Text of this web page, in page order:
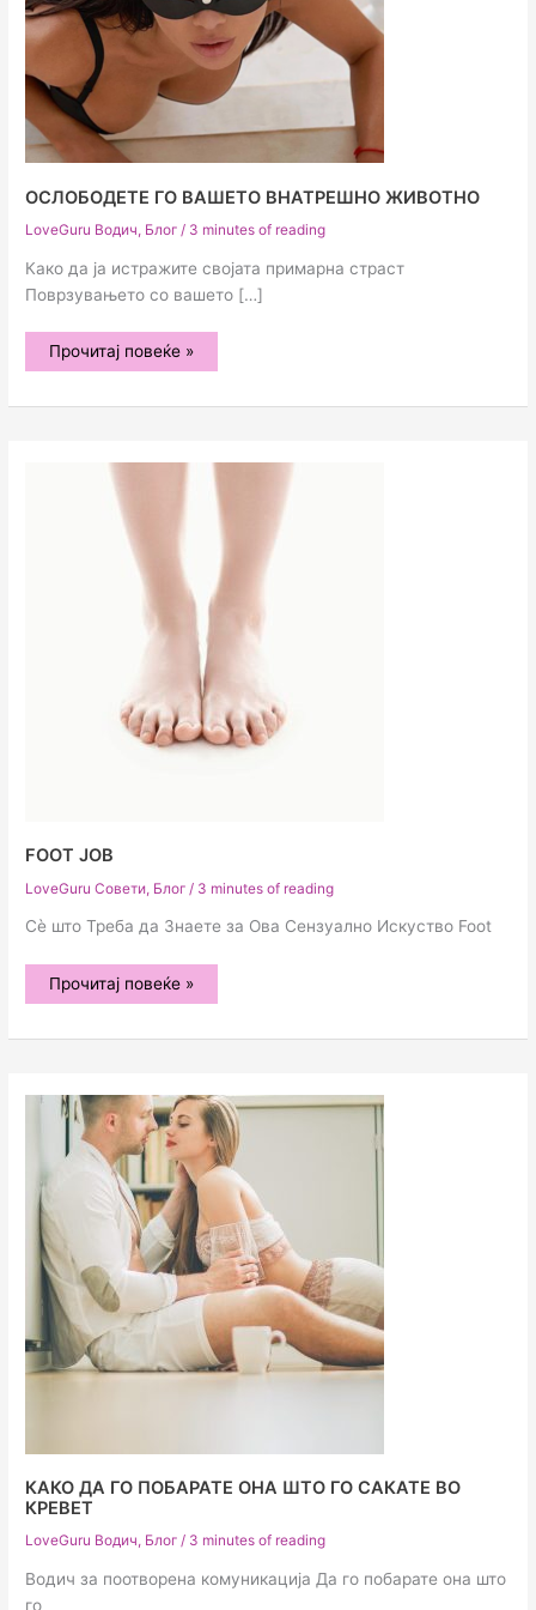
ОСЛОБОДЕТЕ ГО ВАШЕТО ВНАТРЕШНО ЖИВОТНО
LoveGuru Водич, Блог / 3 minutes of reading
Како да ја истражите својата примарна страст
Поврзувањето со вашето […]
Ослободете
го
животно
Прочитај повеќе »
FOOT JOB
LoveGuru Совети, Блог / 3 minutes of reading
Сѐ што Треба да Знаете за Ова Сензуално Искуство Foot
Foot
Job
Прочитај повеќе »
КАКО ДА ГО ПОБАРАТЕ ОНА ШТО ГО САКАТЕ ВО
КРЕВЕТ
LoveGuru Водич, Блог / 3 minutes of reading
Водич за поотворена комуникација Да го побарате она што
го